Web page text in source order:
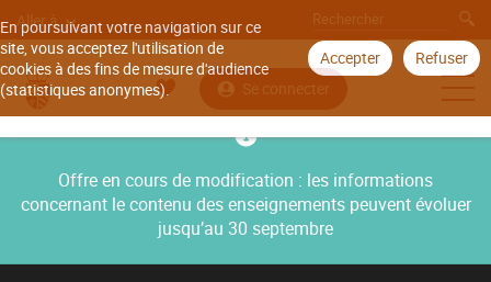
En poursuivant votre navigation sur ce
site, vous acceptez l'utilisation de
cookies à des fins de mesure d'audience
(statistiques anonymes).
Accepter Refuser
Aller à
Se connecter
Offre en cours de modification : les informations
concernant le contenu des enseignements peuvent évoluer
jusqu’au 30 septembre